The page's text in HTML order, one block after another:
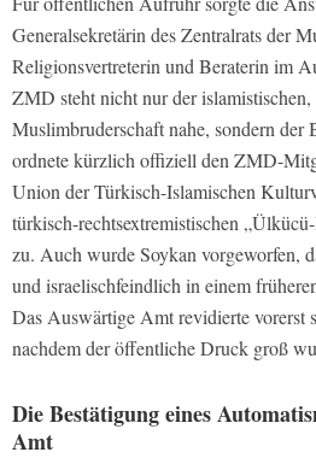
Generalsekretärin des Zentralrats der
Religionsvertreterin und Beraterin im
ZMD steht nicht nur der islamistischen,
Muslimbruderschaft nahe, sondern der
ordnete kürzlich offiziell den ZMD-
Union der Türkisch-Islamischen
türkisch-rechtsextremistischen
zu. Auch wurde Soykan vorgeworfen,
und israelischfeindlich in einem
Das Auswärtige Amt revidierte vorerst
nachdem der öffentliche Druck groß
Die Bestätigung eines
Amt